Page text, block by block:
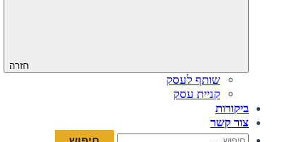
חזרה
שותף לעסק
קניית עסק
ביקורות
צור קשר
חיפוש: